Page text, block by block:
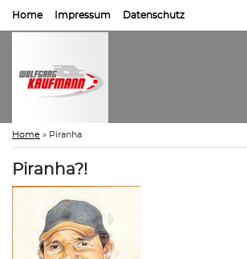
Home Impressum Datenschutz
Home » Piranha
Piranha?!